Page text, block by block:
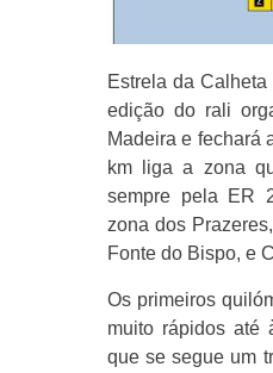
Estrela da
edição do rali
Madeira e fechará
km liga a zona
sempre pela ER
zona dos
Fonte do Bispo, e
Os primeiros
muito rápidos até
que se segue um